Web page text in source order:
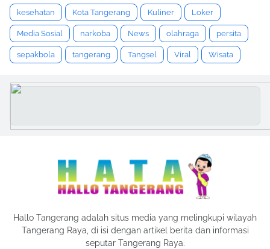
kesehatan Kota Tangerang Kuliner Loker
Media Sosial narkoba News olahraga persita
sepakbola tangerang Tangsel Viral Wisata
Hallo Tangerang adalah situs media yang melingkupi wilayah
Tangerang Raya, di isi dengan artikel berita dan informasi
seputar Tangerang Raya.